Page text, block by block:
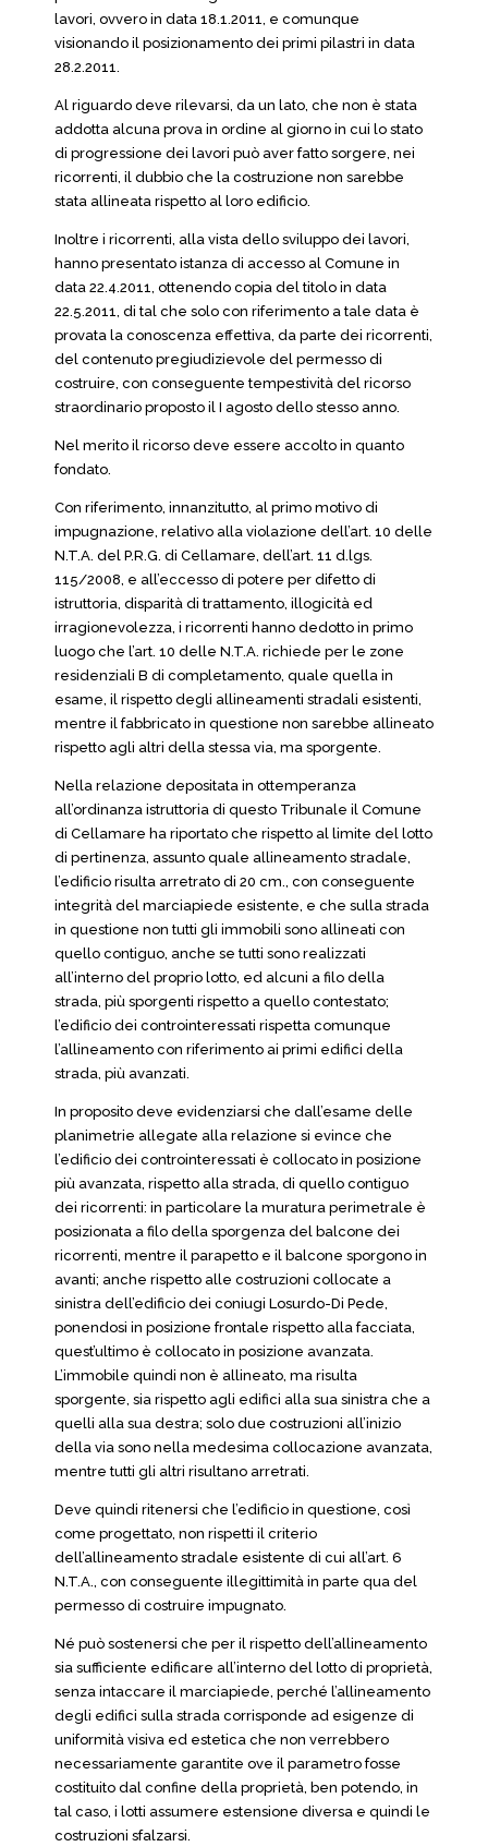
lavori, ovvero in data 18.1.2011, e comunque
visionando il posizionamento dei primi pilastri in data
28.2.2011.
Al riguardo deve rilevarsi, da un lato, che non è stata
addotta alcuna prova in ordine al giorno in cui lo stato
di progressione dei lavori può aver fatto sorgere, nei
ricorrenti, il dubbio che la costruzione non sarebbe
stata allineata rispetto al loro edificio.
Inoltre i ricorrenti, alla vista dello sviluppo dei lavori,
hanno presentato istanza di accesso al Comune in
data 22.4.2011, ottenendo copia del titolo in data
22.5.2011, di tal che solo con riferimento a tale data è
provata la conoscenza effettiva, da parte dei ricorrenti,
del contenuto pregiudizievole del permesso di
costruire, con conseguente tempestività del ricorso
straordinario proposto il I agosto dello stesso anno.
Nel merito il ricorso deve essere accolto in quanto
fondato.
Con riferimento, innanzitutto, al primo motivo di
impugnazione, relativo alla violazione dell’art. 10 delle
N.T.A. del P.R.G. di Cellamare, dell’art. 11 d.lgs.
115/2008, e all’eccesso di potere per difetto di
istruttoria, disparità di trattamento, illogicità ed
irragionevolezza, i ricorrenti hanno dedotto in primo
luogo che l’art. 10 delle N.T.A. richiede per le zone
residenziali B di completamento, quale quella in
esame, il rispetto degli allineamenti stradali esistenti,
mentre il fabbricato in questione non sarebbe allineato
rispetto agli altri della stessa via, ma sporgente.
Nella relazione depositata in ottemperanza
all’ordinanza istruttoria di questo Tribunale il Comune
di Cellamare ha riportato che rispetto al limite del lotto
di pertinenza, assunto quale allineamento stradale,
l’edificio risulta arretrato di 20 cm., con conseguente
integrità del marciapiede esistente, e che sulla strada
in questione non tutti gli immobili sono allineati con
quello contiguo, anche se tutti sono realizzati
all’interno del proprio lotto, ed alcuni a filo della
strada, più sporgenti rispetto a quello contestato;
l’edificio dei controinteressati rispetta comunque
l’allineamento con riferimento ai primi edifici della
strada, più avanzati.
In proposito deve evidenziarsi che dall’esame delle
planimetrie allegate alla relazione si evince che
l’edificio dei controinteressati è collocato in posizione
più avanzata, rispetto alla strada, di quello contiguo
dei ricorrenti: in particolare la muratura perimetrale è
posizionata a filo della sporgenza del balcone dei
ricorrenti, mentre il parapetto e il balcone sporgono in
avanti; anche rispetto alle costruzioni collocate a
sinistra dell’edificio dei coniugi Losurdo-Di Pede,
ponendosi in posizione frontale rispetto alla facciata,
quest’ultimo è collocato in posizione avanzata.
L’immobile quindi non è allineato, ma risulta
sporgente, sia rispetto agli edifici alla sua sinistra che a
quelli alla sua destra; solo due costruzioni all’inizio
della via sono nella medesima collocazione avanzata,
mentre tutti gli altri risultano arretrati.
Deve quindi ritenersi che l’edificio in questione, così
come progettato, non rispetti il criterio
dell’allineamento stradale esistente di cui all’art. 6
N.T.A., con conseguente illegittimità in parte qua del
permesso di costruire impugnato.
Né può sostenersi che per il rispetto dell’allineamento
sia sufficiente edificare all’interno del lotto di proprietà,
senza intaccare il marciapiede, perché l’allineamento
degli edifici sulla strada corrisponde ad esigenze di
uniformità visiva ed estetica che non verrebbero
necessariamente garantite ove il parametro fosse
costituito dal confine della proprietà, ben potendo, in
tal caso, i lotti assumere estensione diversa e quindi le
costruzioni sfalzarsi.